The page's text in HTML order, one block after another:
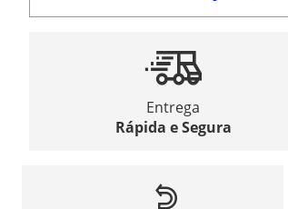
Entrega
Rápida e Segura